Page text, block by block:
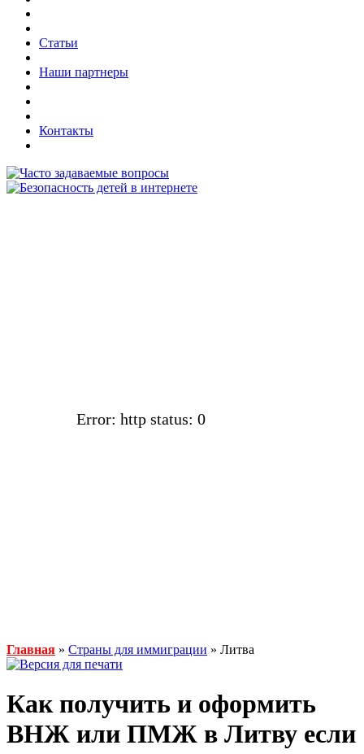
Статьи
Наши партнеры
Контакты
Error: http status: 0
Главная » Страны для иммиграции » Литва
Как получить и оформить
ВНЖ или ПМЖ в Литву если